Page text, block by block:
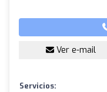
Ver e-mail
Servicios: